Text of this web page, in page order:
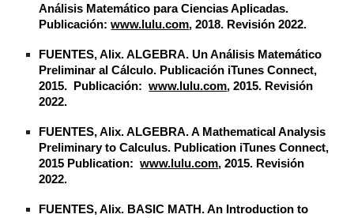
Análisis Matemático para Ciencias Aplicadas.
Publicación: www.lulu.com, 2018. Revisión 2022.
FUENTES, Alix. ALGEBRA. Un Análisis Matemático
Preliminar al Cálculo. Publicación iTunes Connect,
2015. Publicación: www.lulu.com, 2015. Revisión
2022.
FUENTES, Alix. ALGEBRA. A Mathematical Analysis
Preliminary to Calculus. Publication iTunes Connect,
2015 Publication: www.lulu.com, 2015. Revisión
2022.
FUENTES, Alix. BASIC MATH. An Introduction to